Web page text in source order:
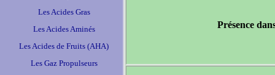
Les Acides Gras
Les Acides Aminés
Les Acides de Fruits (AHA)
Les Gaz Propulseurs
Présence